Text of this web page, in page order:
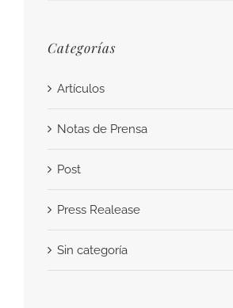
Categorías
Artículos
Notas de Prensa
Post
Press Realease
Sin categoría